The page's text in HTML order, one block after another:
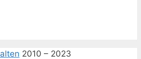
2010 – 2023